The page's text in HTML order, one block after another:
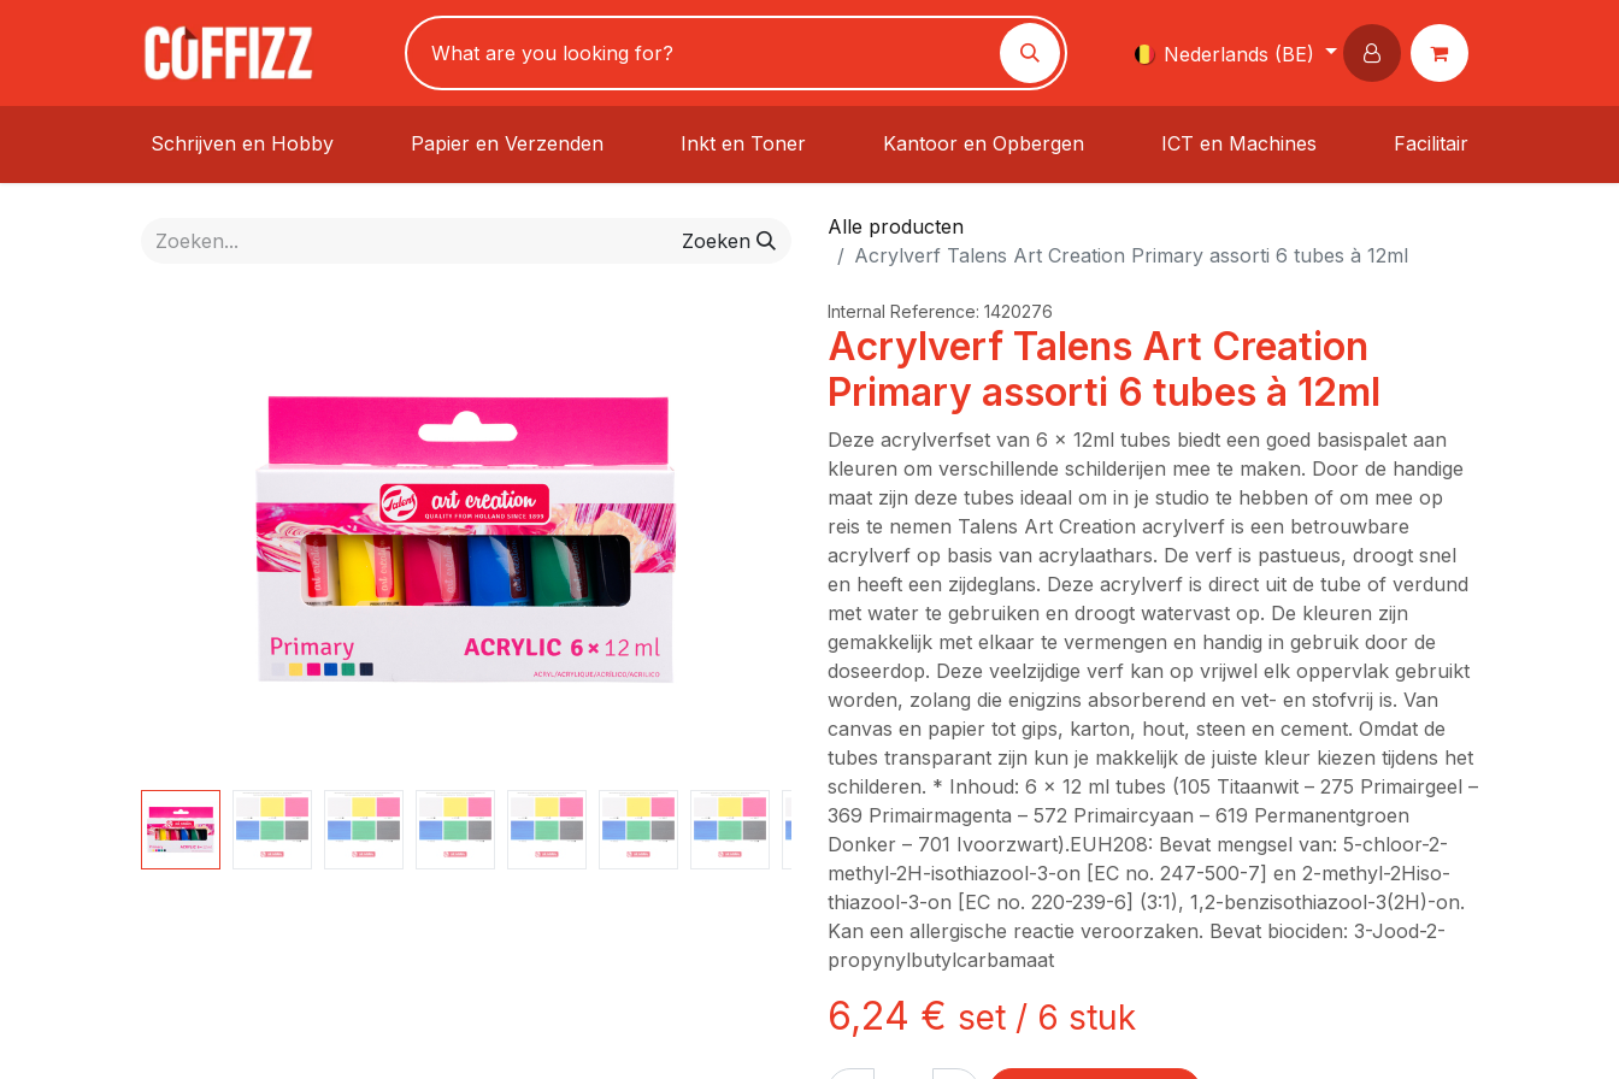
Nederlands (BE)
Schrijven en Hobby Papier en Verzenden Inkt en Toner Kantoor en Opbergen ICT en Machines Facilitair
Zoeken
Alle producten
Acrylverf Talens Art Creation Primary assorti 6 tubes à 12ml
Internal Reference: 1420276
Acrylverf Talens Art Creation
Primary assorti 6 tubes à 12ml
Deze acrylverfset van 6 x 12ml tubes biedt een goed basispalet aan
kleuren om verschillende schilderijen mee te maken. Door de handige
maat zijn deze tubes ideaal om in je studio te hebben of om mee op
reis te nemen Talens Art Creation acrylverf is een betrouwbare
acrylverf op basis van acrylaathars. De verf is pastueus, droogt snel
en heeft een zijdeglans. Deze acrylverf is direct uit de tube of verdund
met water te gebruiken en droogt watervast op. De kleuren zijn
gemakkelijk met elkaar te vermengen en handig in gebruik door de
doseerdop. Deze veelzijdige verf kan op vrijwel elk oppervlak gebruikt
worden, zolang die enigzins absorberend en vet- en stofvrij is. Van
canvas en papier tot gips, karton, hout, steen en cement. Omdat de
tubes transparant zijn kun je makkelijk de juiste kleur kiezen tijdens het
schilderen. * Inhoud: 6 x 12 ml tubes (105 Titaanwit – 275 Primairgeel –
369 Primairmagenta – 572 Primaircyaan – 619 Permanentgroen
Donker – 701 Ivoorzwart).EUH208: Bevat mengsel van: 5-chloor-2-
methyl-2H-isothiazool-3-on [EC no. 247-500-7] en 2-methyl-2Hiso-
thiazool-3-on [EC no. 220-239-6] (3:1), 1,2-benzisothiazool-3(2H)-on.
Kan een allergische reactie veroorzaken. Bevat biociden: 3-Jood-2-
propynylbutylcarbamaat
6,24 € set / 6 stuk